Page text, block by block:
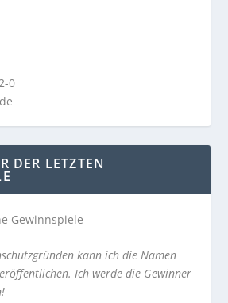
0
DER LETZTEN
Gewinnspiele
kann ich die Namen
Ich werde die Gewinner